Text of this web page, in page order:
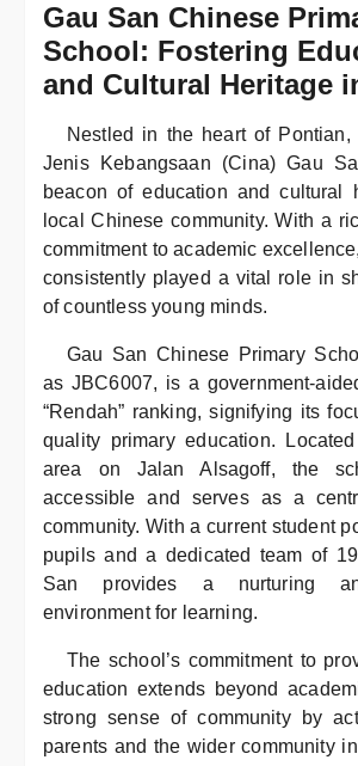
Gau San Chinese
School: Fostering
and Cultural Heritage
Nestled in the heart of Pontian,
Jenis Kebangsaan (Cina) Gau
beacon of education and cultural
local Chinese community. With a
commitment to academic
consistently played a vital role in
of countless young minds.
Gau San Chinese Primary
as JBC6007, is a government-
“Rendah” ranking, signifying its
quality primary education.
area on Jalan Alsagoff, the
accessible and serves as a
community. With a current student
pupils and a dedicated team of
San provides a nurturing
environment for learning.
The school’s commitment to
education extends beyond
strong sense of community by
parents and the wider community